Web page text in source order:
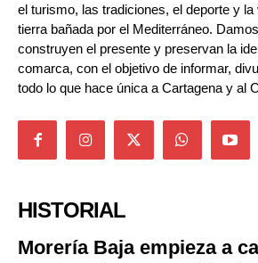
el turismo, las tradiciones, el deporte y
tierra bañada por el Mediterráneo.
construyen el presente y preservan la
comarca, con el objetivo de informar,
todo lo que hace única a Cartagena y al
HISTORIAL
Morería Baja empieza a